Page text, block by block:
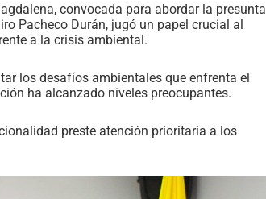
convocada para abordar la presunta
Pacheco Durán, jugó un papel crucial al
a la crisis ambiental.
los desafíos ambientales que enfrenta el
ha alcanzado niveles preocupantes.
preste atención prioritaria a los